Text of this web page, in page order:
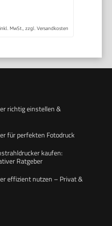
MwSt., zzgl. Versandkosten
richtig einstellen &
für perfekten Fotodruck
kaufen:
Ratgeber
effizient nutzen – Privat &